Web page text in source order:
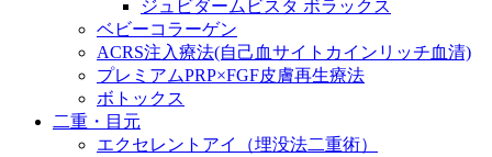
ジュビダームビスタ ボラックス
ベビーコラーゲン
ACRS注入療法(自己血サイトカインリッチ血清)
プレミアムPRP×FGF皮膚再生療法
ボトックス
二重・目元
エクセレントアイ（埋没法二重術）